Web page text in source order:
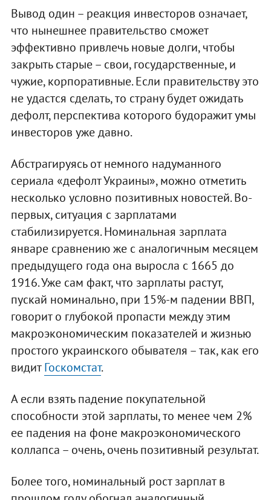
Вывод один – реакция инвесторов означает,
что нынешнее правительство сможет
эффективно привлечь новые долги, чтобы
закрыть старые – свои, государственные, и
чужие, корпоративные. Если правительству это
не удастся сделать, то страну будет ожидать
дефолт, перспектива которого будоражит умы
инвесторов уже давно.
Абстрагируясь от немного надуманного
сериала «дефолт Украины», можно отметить
несколько условно позитивных новостей. Во-
первых, ситуация с зарплатами
стабилизируется. Номинальная зарплата
январе сравнению же с аналогичным месяцем
предыдущего года она выросла с 1665 до
1916. Уже сам факт, что зарплаты растут,
пускай номинально, при 15%-м падении ВВП,
говорит о глубокой пропасти между этим
макроэкономическим показателей и жизнью
простого украинского обывателя – так, как его
видитГоскомстат.
А если взять падение покупательной
способности этой зарплаты, то менее чем 2%
ее падения на фоне макроэкономического
коллапса – очень, очень позитивный результат.
Более того, номинальный рост зарплат в